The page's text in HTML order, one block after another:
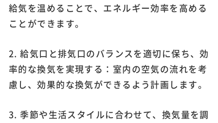
給気を温めることで、エネルギー効率を高める
ことができます。
2. 給気口と排気口のバランスを適切に保ち、効
率的な換気を実現する：室内の空気の流れを考
慮し、効果的な換気ができるよう計画します。
3. 季節や生活スタイルに合わせて、換気量を調